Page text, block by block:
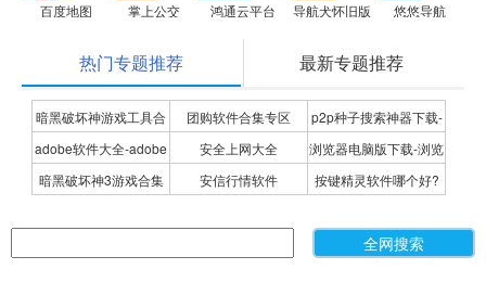
百度地图 掌上公交 鸿通云平台 导航犬怀旧版 悠悠导航
热门专题推荐 最新专题推荐
暗黑破坏神游戏工具合
集
团购软件合集专区
p2p种子搜索神器下载-
P2P种子搜索神器专题
adobe软件大全-adobe
全系列软件下载-adobe
安全上网大全
浏览器电脑版下载-浏览
器下载合集
暗黑破坏神3游戏合集 安信行情软件
按键精灵软件哪个好?